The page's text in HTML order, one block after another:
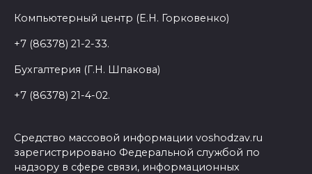
Компьютерный центр (Е.Н. Горковенко)
+7 (86378) 21-2-33.
Бухгалтерия (Г.Н. Шпакова)
+7 (86378) 21-4-02.
Средство массовой информации voshodzav.ru
зарегистрировано Федеральной службой по
надзору в сфере связи, информационных